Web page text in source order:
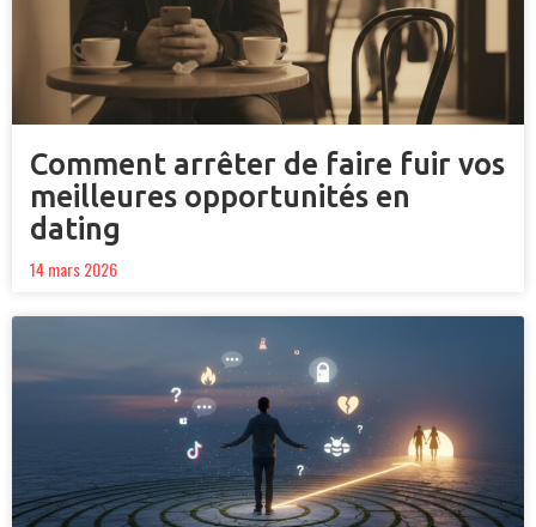
Comment arrêter de faire fuir vos
meilleures opportunités en
dating
14 mars 2026